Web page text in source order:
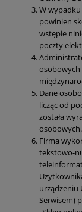
W
powinien
wstępie
poczty
osobowych
Dane
licząc od
została
osobowych.
Firma
tekstowo-
urządzeniu
Serwisem)